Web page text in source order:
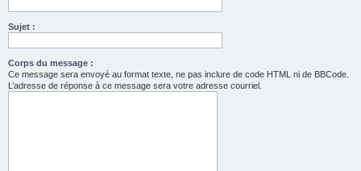
Sujet :
Corps du message :
Ce message sera envoyé au format texte, ne pas inclure de code HTML ni de BBCode.
L’adresse de réponse à ce message sera votre adresse courriel.